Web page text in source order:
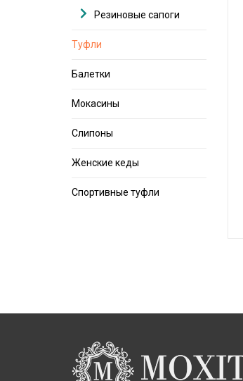
Резиновые сапоги
Туфли
Балетки
Мокасины
Слипоны
Женские кеды
Спортивные туфли